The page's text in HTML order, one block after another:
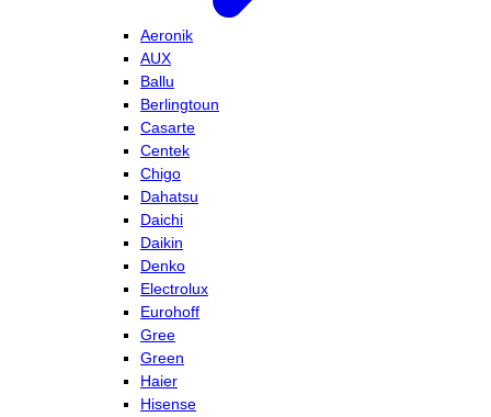
Aeronik
AUX
Ballu
Berlingtoun
Casarte
Centek
Chigo
Dahatsu
Daichi
Daikin
Denko
Electrolux
Eurohoff
Gree
Green
Haier
Hisense